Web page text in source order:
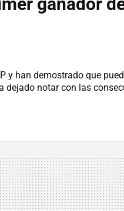
y han demostrado que
dejado notar con las